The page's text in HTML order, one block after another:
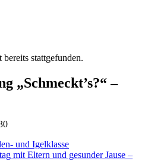
bereits stattgefunden.
„Schmeckt’s?“ –
und Igelklasse
mit Eltern und gesunder Jause –